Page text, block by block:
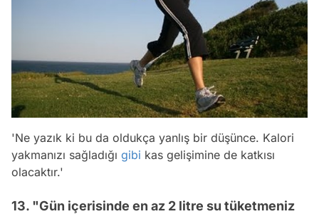
'Ne yazık ki bu da oldukça yanlış bir düşünce. Kalori
yakmanızı sağladığı gibi kas gelişimine de katkısı
olacaktır.'
13. "Gün içerisinde en az 2 litre su tüketmeniz